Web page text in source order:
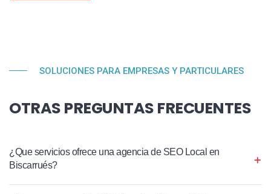
SOLUCIONES PARA EMPRESAS Y PARTICULARES
OTRAS PREGUNTAS FRECUENTES
¿Que servicios ofrece una agencia de SEO Local en
Biscarrués?